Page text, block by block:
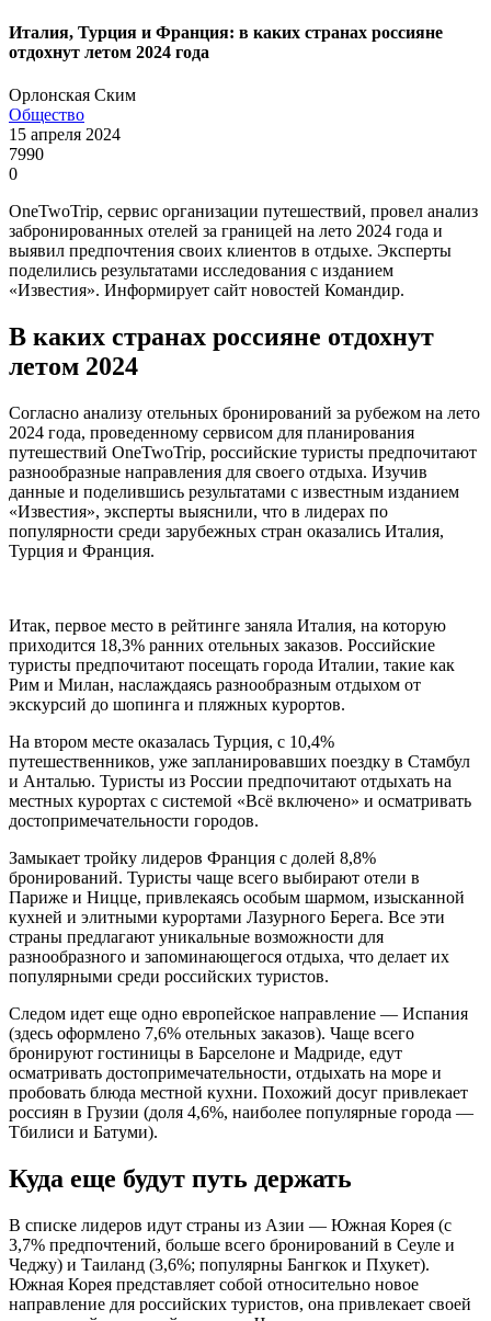
Италия, Турция и Франция: в каких странах россияне
отдохнут летом 2024 года
Орлонская Ским
Общество
15 апреля 2024
7990
0
OneTwoTrip, сервис организации путешествий, провел анализ
забронированных отелей за границей на лето 2024 года и
выявил предпочтения своих клиентов в отдыхе. Эксперты
поделились результатами исследования с изданием
«Известия». Информирует сайт новостей Командир.
В каких странах россияне отдохнут
летом 2024
Согласно анализу отельных бронирований за рубежом на лето
2024 года, проведенному сервисом для планирования
путешествий OneTwoTrip, российские туристы предпочитают
разнообразные направления для своего отдыха. Изучив
данные и поделившись результатами с известным изданием
«Известия», эксперты выяснили, что в лидерах по
популярности среди зарубежных стран оказались Италия,
Турция и Франция.
Итак, первое место в рейтинге заняла Италия, на которую
приходится 18,3% ранних отельных заказов. Российские
туристы предпочитают посещать города Италии, такие как
Рим и Милан, наслаждаясь разнообразным отдыхом от
экскурсий до шопинга и пляжных курортов.
На втором месте оказалась Турция, с 10,4%
путешественников, уже запланировавших поездку в Стамбул
и Анталью. Туристы из России предпочитают отдыхать на
местных курортах с системой «Всё включено» и осматривать
достопримечательности городов.
Замыкает тройку лидеров Франция с долей 8,8%
бронирований. Туристы чаще всего выбирают отели в
Париже и Ницце, привлекаясь особым шармом, изысканной
кухней и элитными курортами Лазурного Берега. Все эти
страны предлагают уникальные возможности для
разнообразного и запоминающегося отдыха, что делает их
популярными среди российских туристов.
Следом идет еще одно европейское направление — Испания
(здесь оформлено 7,6% отельных заказов). Чаще всего
бронируют гостиницы в Барселоне и Мадриде, едут
осматривать достопримечательности, отдыхать на море и
пробовать блюда местной кухни. Похожий досуг привлекает
россиян в Грузии (доля 4,6%, наиболее популярные города —
Тбилиси и Батуми).
Куда еще будут путь держать
В списке лидеров идут страны из Азии — Южная Корея (с
3,7% предпочтений, больше всего бронирований в Сеуле и
Чеджу) и Таиланд (3,6%; популярны Бангкок и Пхукет).
Южная Корея представляет собой относительно новое
направление для российских туристов, она привлекает своей